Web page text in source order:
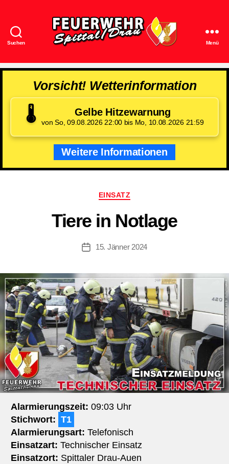
Suchen
Spittal/Drau
Menü
Vorsicht! Wetterinformation
🌡️ Gelbe Hitzewarnung
von So, 09.08.2026 22:00 bis Mo, 10.08.2026 21:59
Weitere Informationen
Kategorien
EINSATZ
Tiere in Notlage
Beitragsdatum
15. Jänner 2024
Alarmierungszeit: 09:03 Uhr
Stichwort: T1
Alarmierungsart: Telefonisch
Einsatzart: Technischer Einsatz
Einsatzort: Spittaler Drau-Auen